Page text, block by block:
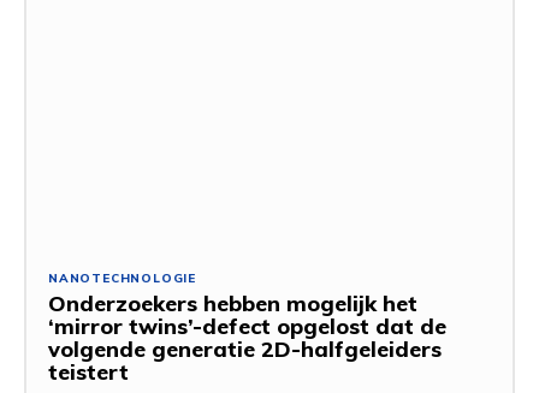
NANOTECHNOLOGIE
Onderzoekers hebben mogelijk het
‘mirror twins’-defect opgelost dat de
volgende generatie 2D-halfgeleiders
teistert